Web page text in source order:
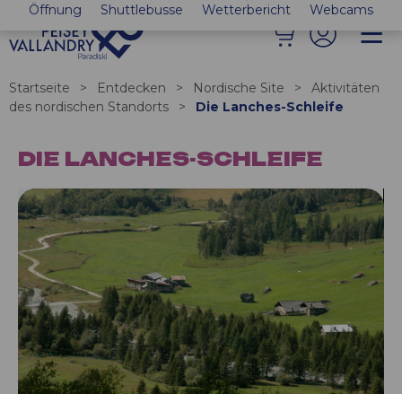
Öffnung Shuttlebusse Wetterbericht Webcams
Startseite > Entdecken > Nordische Site >
Aktivitäten
des nordischen Standorts
> Die Lanches-Schleife
DIE LANCHES-SCHLEIFE